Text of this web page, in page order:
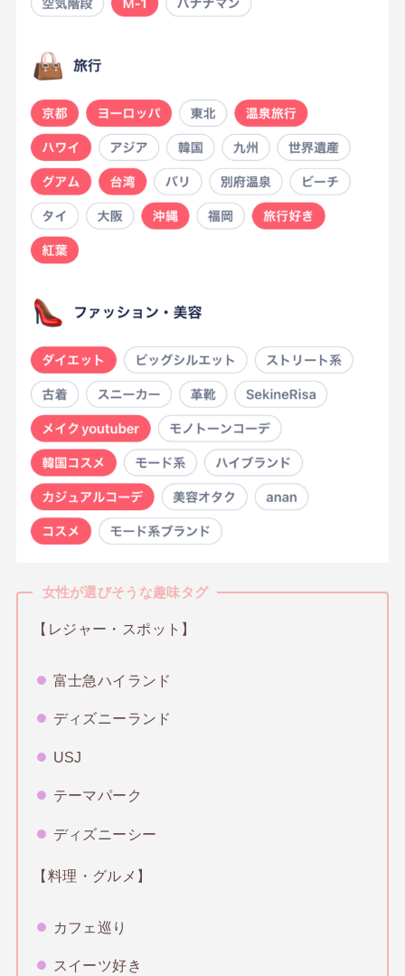
女性が選びそうな趣味タグ
【レジャー・スポット】
富士急ハイランド
ディズニーランド
USJ
テーマパーク
ディズニーシー
【料理・グルメ】
カフェ巡り
スイーツ好き